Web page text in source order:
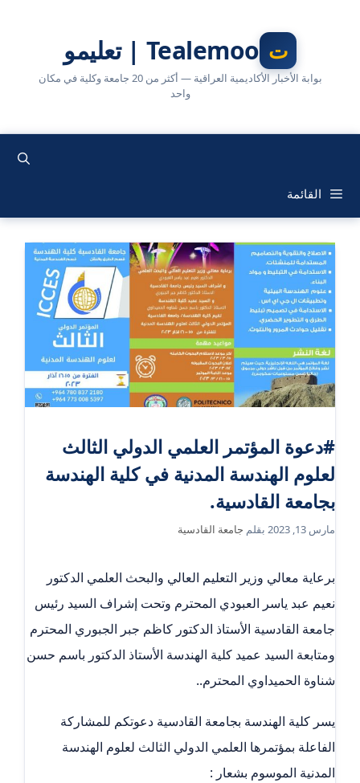
Tealemoo | تعليمو
بوابة الأخبار الأكاديمية العراقية — أكثر من 20 جامعة وكلية في مكان
واحد
القائمة
#دعوة المؤتمر العلمي الدولي الثالث
لعلوم الهندسة المدنية في كلية الهندسة
بجامعة القادسية.
مارس 13, 2023 بقلم جامعة القادسية
برعاية معالي وزير التعليم العالي والبحث العلمي الدكتور
نعيم عبد ياسر العبودي المحترم وتحت إشراف السيد رئيس
جامعة القادسية الأستاذ الدكتور كاظم جبر الجبوري المحترم
ومتابعة السيد عميد كلية الهندسة الأستاذ الدكتور باسم حسن
شناوة الحميداوي المحترم..
يسر كلية الهندسة بجامعة القادسية دعوتكم للمشاركة
الفاعلة بمؤتمرها العلمي الدولي الثالث لعلوم الهندسة
المدنية الموسوم بشعار :